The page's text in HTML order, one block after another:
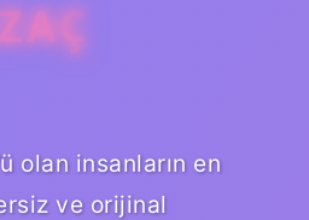
olan insanların en
ve orijinal